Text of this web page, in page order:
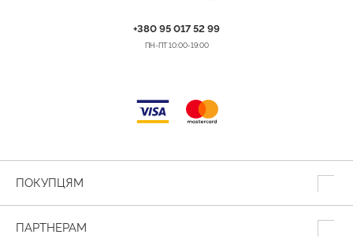
+380 95 017 52 99
ПН-ПТ 10:00-19:00
ПОКУПЦЯМ
ПАРТНЕРАМ